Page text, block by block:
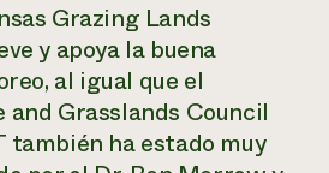
Grazing Lands
y apoya la buena
al igual que el
Grasslands Council
también ha estado muy